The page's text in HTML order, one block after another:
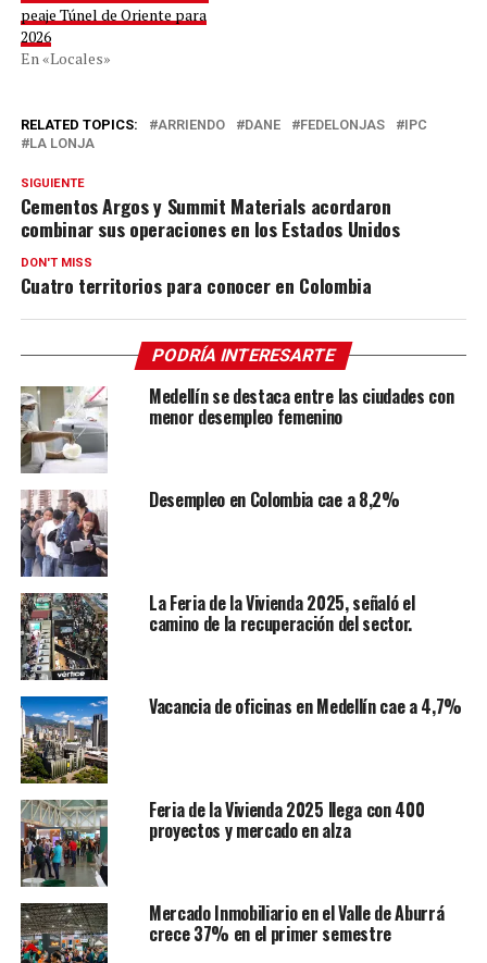
peaje Túnel de Oriente para
2026
En «Locales»
RELATED TOPICS: ARRIENDO DANE FEDELONJAS
IPC
LA LONJA
SIGUIENTE
Cementos Argos y Summit Materials acordaron
combinar sus operaciones en los Estados Unidos
DON'T MISS
Cuatro territorios para conocer en Colombia
PODRÍA INTERESARTE
Medellín se destaca entre las ciudades con
menor desempleo femenino
Desempleo en Colombia cae a 8,2%
La Feria de la Vivienda 2025, señaló el
camino de la recuperación del sector.
Vacancia de oficinas en Medellín cae a 4,7%
Feria de la Vivienda 2025 llega con 400
proyectos y mercado en alza
Mercado Inmobiliario en el Valle de Aburrá
crece 37% en el primer semestre